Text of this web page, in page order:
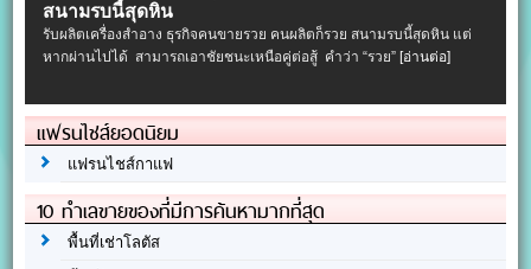
สนามรบนี้สุดหิน
รับผลิตเครื่องสําอาง ธุรกิจคนขายรวย คนผลิตก็รวย สนามรบนี้สุดหิน แต่
หากผ่านไปได้ สามารถเอาชัยชนะเหนือคู่ต่อสู้ คำว่า “รวย” [อ่านต่อ]
แฟรนไชส์ยอดนิยม
แฟรนไชส์กาแฟ
10 ทำเลขายของที่มีการค้นหามากที่สุด
พื้นที่เช่าโลตัส